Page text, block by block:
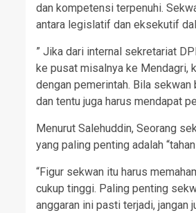
dan kompetensi terpenuhi.
antara legislatif dan eksekutif
” Jika dari internal sekretariat
ke pusat misalnya ke Mendagri,
dengan pemerintah. Bila sekwan
dan tentu juga harus mendapat
Menurut Salehuddin, Seorang
yang paling penting adalah
“Figur sekwan itu harus
cukup tinggi. Paling penting
anggaran ini pasti terjadi,